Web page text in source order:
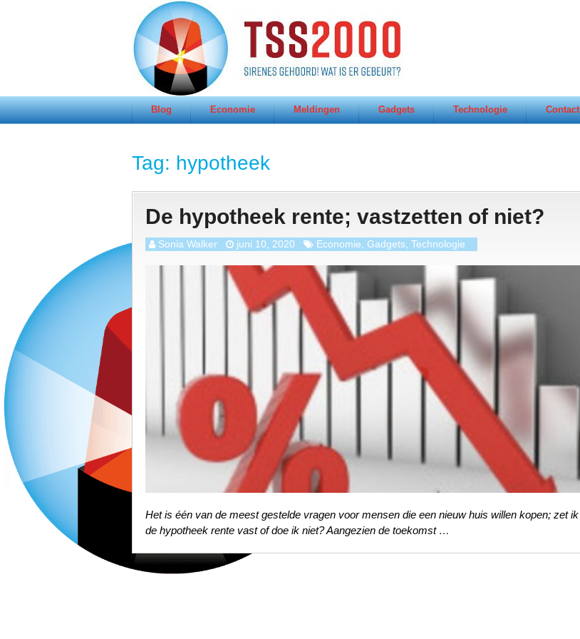
Blog Economie Meldingen Gadgets Technologie Contact
Tag: hypotheek
De hypotheek rente; vastzetten of niet?
Sonia Walker juni 10, 2020 Economie Gadgets ,Technologie
Het is één van de meest gestelde vragen voor mensen die een nieuw huis willen kopen; zet ik
de hypotheek rente vast of doe ik niet? Aangezien de toekomst …